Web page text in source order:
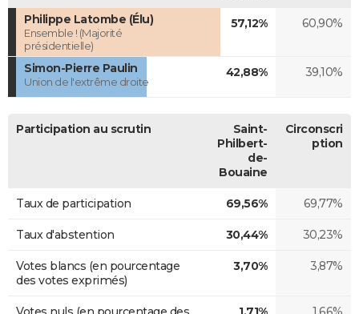
Philippe Latombe (Élu)
Ensemble ! (Majorité
présidentielle)
57,12% 60,90%
Simon-Pierre Paulin
Union de l'extrême droite
42,88% 39,10%
Participation au scrutin
Saint-
Philbert-
de-
Bouaine
Circonscri
ption
Taux de participation 69,56% 69,77%
Taux d'abstention 30,44% 30,23%
Votes blancs (en pourcentage
des votes exprimés)
3,70% 3,87%